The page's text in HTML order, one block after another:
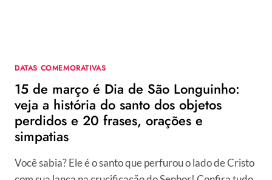
PARA
COMPARTILHAR
DATAS COMEMORATIVAS
15 de março é Dia de São Longuinho:
veja a história do santo dos objetos
perdidos e 20 frases, orações e
simpatias
Você sabia? Ele é o santo que perfurou o lado de Cristo